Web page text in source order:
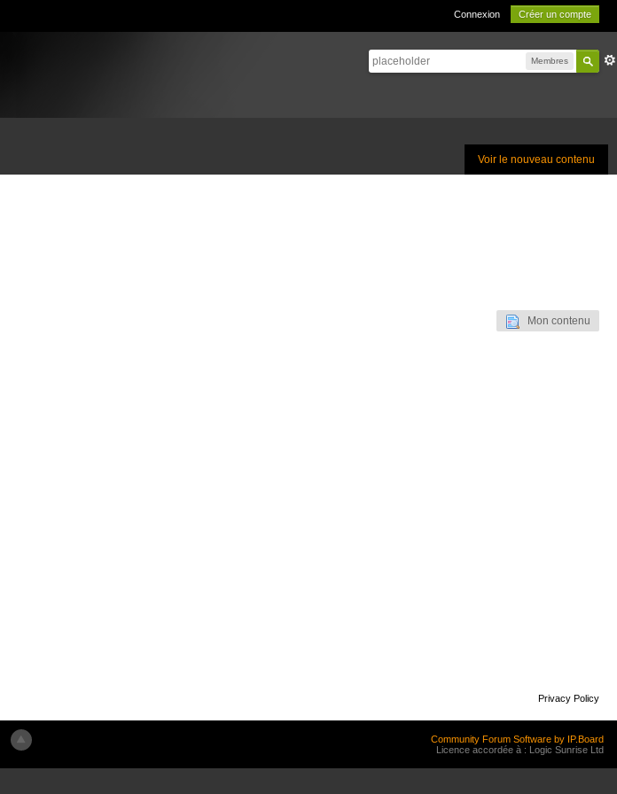
Connexion Créer un compte
Membres
Voir le nouveau contenu
Mon contenu
Privacy Policy
Community Forum Software by IP.Board
Licence accordée à : Logic Sunrise Ltd